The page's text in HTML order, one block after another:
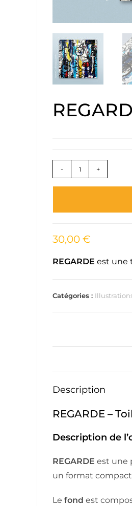
- +
30,00 €
REGARDE est une
Catégories :
Description
REGARDE –
Description de
REGARDE est une
un format compact
Le fond est